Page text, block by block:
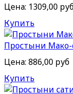
Цена: 1309,00
Купить
Простыни Мако-
Цена: 886,00 руб
Купить